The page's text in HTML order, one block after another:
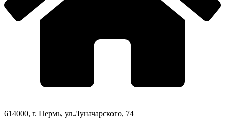
614000, г. Пермь, ул.Луначарского, 74